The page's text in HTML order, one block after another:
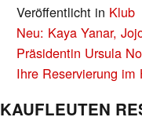
Veröffentlicht in Klub
BEITRAGS-
NAVIGATION
Neu: Kaya Yanar,
Präsidentin Ursula
Ihre Reservierung
KAUFLEUTEN